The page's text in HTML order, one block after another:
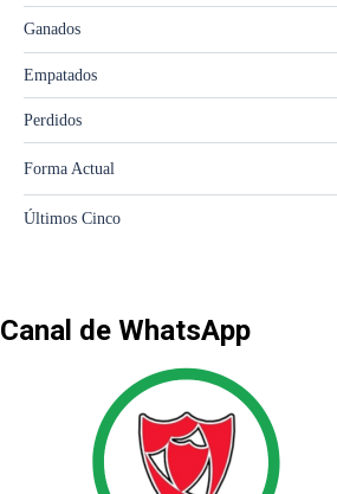
Canal de WhatsApp